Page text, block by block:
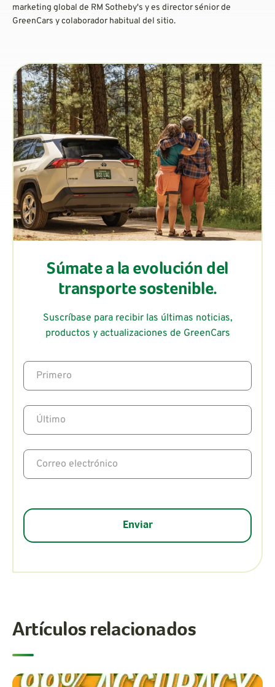
marketing global de RM Sotheby's y es director sénior de
GreenCars y colaborador habitual del sitio.
Súmate a la evolución del
transporte sostenible.
Suscríbase para recibir las últimas noticias,
productos y actualizaciones de GreenCars
Artículos relacionados